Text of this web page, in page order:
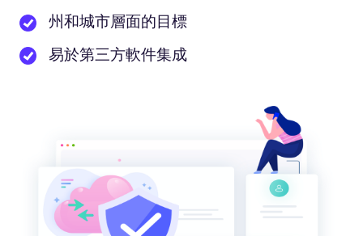
州和城市層面的目標
易於第三方軟件集成